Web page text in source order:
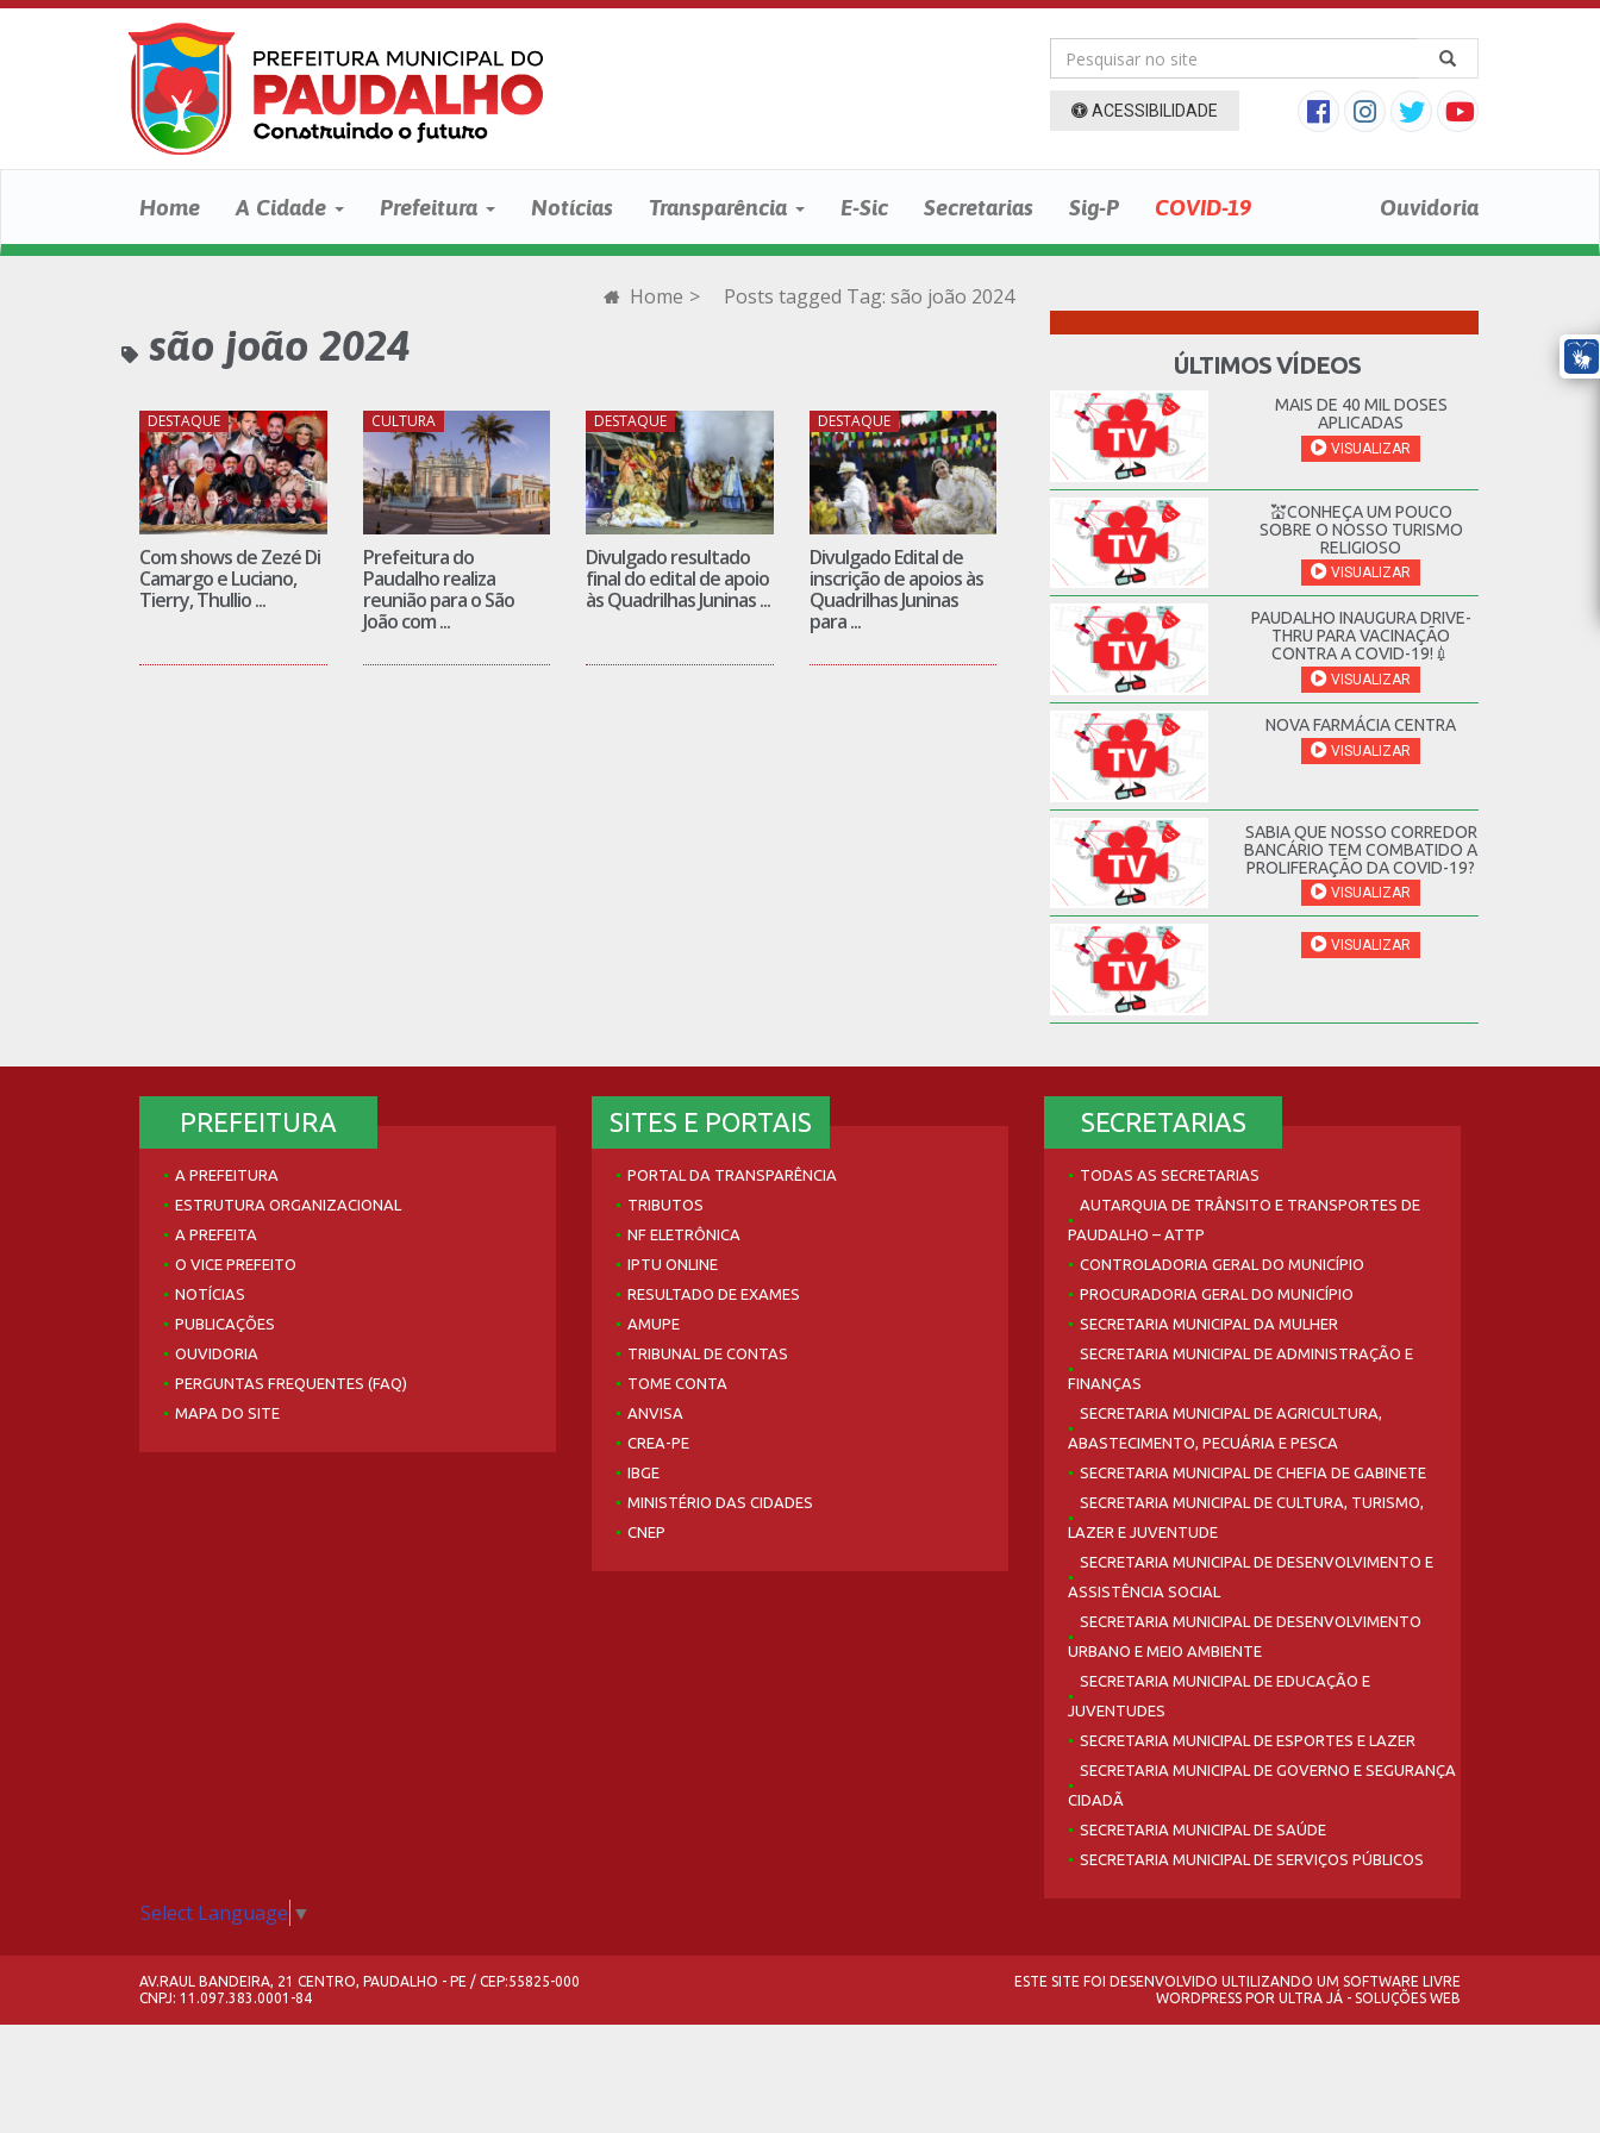
ACESSIBILIDADE
Home A Cidade Prefeitura Notícias Transparência E-Sic Secretarias Sig-P COVID-19 Ouvidoria
Home > Posts tagged Tag: são joão 2024
são joão 2024
DESTAQUE
Com shows de Zezé Di
Camargo e Luciano,
Tierry, Thullio ...
CULTURA
Prefeitura do
Paudalho realiza
reunião para o São
João com ...
DESTAQUE
Divulgado resultado
final do edital de apoio
às Quadrilhas Juninas ...
DESTAQUE
Divulgado Edital de
inscrição de apoios às
Quadrilhas Juninas
para ...
ÚLTIMOS VÍDEOS
MAIS DE 40 MIL DOSES
APLICADAS
VISUALIZAR
💒CONHEÇA UM POUCO
SOBRE O NOSSO TURISMO
RELIGIOSO
VISUALIZAR
PAUDALHO INAUGURA DRIVE-
THRU PARA VACINAÇÃO
CONTRA A COVID-19!💉
VISUALIZAR
NOVA FARMÁCIA CENTRA
VISUALIZAR
SABIA QUE NOSSO CORREDOR
BANCÁRIO TEM COMBATIDO A
PROLIFERAÇÃO DA COVID-19?
VISUALIZAR
VISUALIZAR
PREFEITURA
A PREFEITURA
ESTRUTURA ORGANIZACIONAL
A PREFEITA
O VICE PREFEITO
NOTÍCIAS
PUBLICAÇÕES
OUVIDORIA
PERGUNTAS FREQUENTES (FAQ)
MAPA DO SITE
SITES E PORTAIS
PORTAL DA TRANSPARÊNCIA
TRIBUTOS
NF ELETRÔNICA
IPTU ONLINE
RESULTADO DE EXAMES
AMUPE
TRIBUNAL DE CONTAS
TOME CONTA
ANVISA
CREA-PE
IBGE
MINISTÉRIO DAS CIDADES
CNEP
SECRETARIAS
TODAS AS SECRETARIAS
AUTARQUIA DE TRÂNSITO E TRANSPORTES DE
PAUDALHO – ATTP
CONTROLADORIA GERAL DO MUNICÍPIO
PROCURADORIA GERAL DO MUNICÍPIO
SECRETARIA MUNICIPAL DA MULHER
SECRETARIA MUNICIPAL DE ADMINISTRAÇÃO E
FINANÇAS
SECRETARIA MUNICIPAL DE AGRICULTURA,
ABASTECIMENTO, PECUÁRIA E PESCA
SECRETARIA MUNICIPAL DE CHEFIA DE GABINETE
SECRETARIA MUNICIPAL DE CULTURA, TURISMO,
LAZER E JUVENTUDE
SECRETARIA MUNICIPAL DE DESENVOLVIMENTO E
ASSISTÊNCIA SOCIAL
SECRETARIA MUNICIPAL DE DESENVOLVIMENTO
URBANO E MEIO AMBIENTE
SECRETARIA MUNICIPAL DE EDUCAÇÃO E
JUVENTUDES
SECRETARIA MUNICIPAL DE ESPORTES E LAZER
SECRETARIA MUNICIPAL DE GOVERNO E SEGURANÇA
CIDADÃ
SECRETARIA MUNICIPAL DE SAÚDE
SECRETARIA MUNICIPAL DE SERVIÇOS PÚBLICOS
Select Language ▼
AV.RAUL BANDEIRA, 21 CENTRO, PAUDALHO - PE / CEP:55825-000
CNPJ: 11.097.383.0001-84
ESTE SITE FOI DESENVOLVIDO ULTILIZANDO UM SOFTWARE LIVRE
WORDPRESS POR ULTRA JÁ - SOLUÇÕES WEB